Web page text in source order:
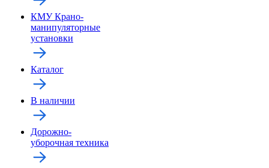
КМУ Крано-
манипуляторные
установки
Каталог
В наличии
Дорожно-
уборочная техника